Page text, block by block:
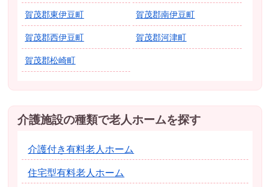
賀茂郡東伊豆町 賀茂郡南伊豆町
賀茂郡西伊豆町 賀茂郡河津町
賀茂郡松崎町
介護施設の種類で老人ホームを探す
介護付き有料老人ホーム
住宅型有料老人ホーム